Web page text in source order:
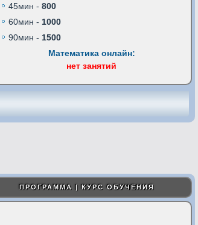
45мин - 800
60мин - 1000
90мин - 1500
Математика онлайн:
нет занятий
ПРОГРАММА | КУРС ОБУЧЕНИЯ